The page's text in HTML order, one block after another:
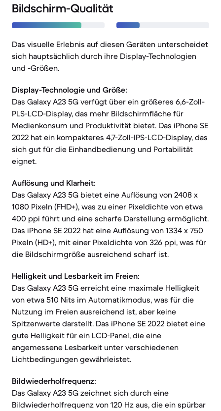
Bildschirm-Qualität
Das visuelle Erlebnis auf diesen Geräten unterscheidet
sich hauptsächlich durch ihre Display-Technologien
und -Größen.
Display-Technologie und Größe:
Das Galaxy A23 5G verfügt über ein größeres 6,6-Zoll-
PLS-LCD-Display, das mehr Bildschirmfläche für
Medienkonsum und Produktivität bietet. Das iPhone SE
2022 hat ein kompakteres 4,7-Zoll-IPS-LCD-Display, das
sich gut für die Einhandbedienung und Portabilität
eignet.
Auflösung und Klarheit:
Das Galaxy A23 5G bietet eine Auflösung von 2408 x
1080 Pixeln (FHD+), was zu einer Pixeldichte von etwa
400 ppi führt und eine scharfe Darstellung ermöglicht.
Das iPhone SE 2022 hat eine Auflösung von 1334 x 750
Pixeln (HD+), mit einer Pixeldichte von 326 ppi, was für
die Bildschirmgröße ausreichend scharf ist.
Helligkeit und Lesbarkeit im Freien:
Das Galaxy A23 5G erreicht eine maximale Helligkeit
von etwa 510 Nits im Automatikmodus, was für die
Nutzung im Freien ausreichend ist, aber keine
Spitzenwerte darstellt. Das iPhone SE 2022 bietet eine
gute Helligkeit für ein LCD-Panel, die eine
angemessene Lesbarkeit unter verschiedenen
Lichtbedingungen gewährleistet.
Bildwiederholfrequenz:
Das Galaxy A23 5G zeichnet sich durch eine
Bildwiederholfrequenz von 120 Hz aus, die ein spürbar